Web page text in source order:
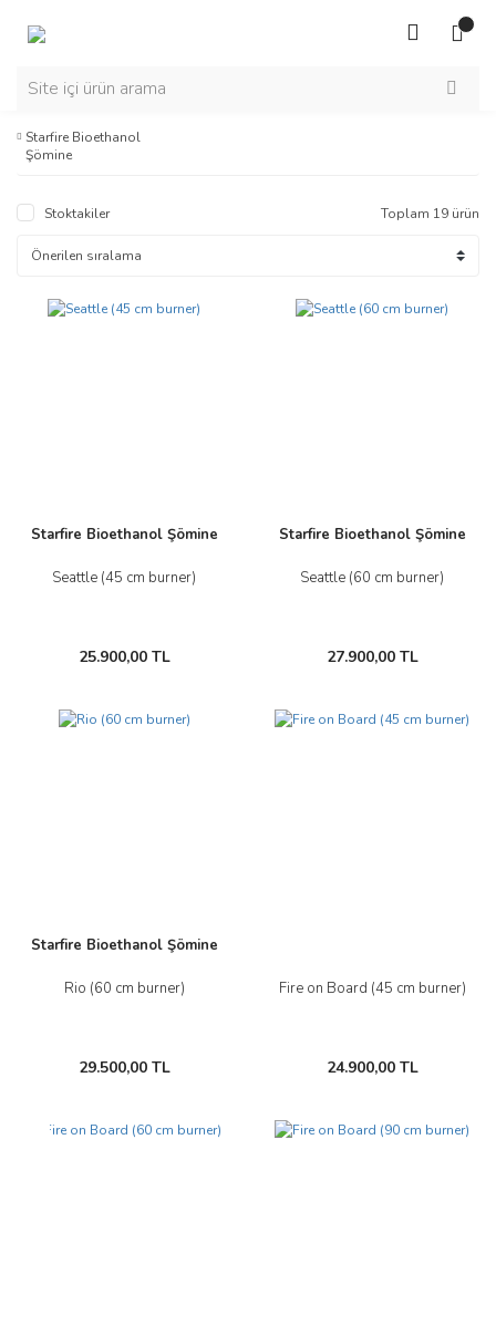
Starfire Bioethanol
Şömine
Stoktakiler Toplam 19 ürün
Starfire Bioethanol Şömine
Seattle (45 cm burner)
25.900,00 TL
Starfire Bioethanol Şömine
Seattle (60 cm burner)
27.900,00 TL
Starfire Bioethanol Şömine
Rio (60 cm burner)
29.500,00 TL
Fire on Board (45 cm burner)
24.900,00 TL